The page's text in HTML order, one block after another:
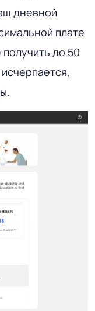
дневной
плате
до 50